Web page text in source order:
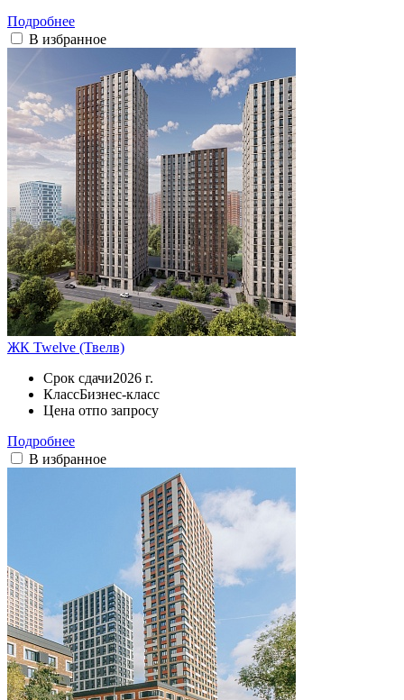
Подробнее
В избранное
ЖК Twelve (Твелв)
Срок сдачи2026 г.
КлассБизнес-класс
Цена отпо запросу
Подробнее
В избранное